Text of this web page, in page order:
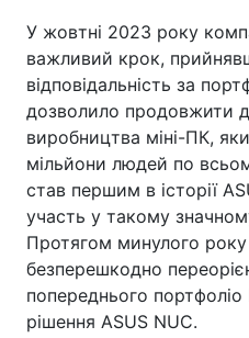
У жовтні 2023 року
важливий крок,
відповідальність за
дозволило продовжити
виробництва міні-ПК,
мільйони людей по
став першим в історії
участь у такому
Протягом минулого року
безперешкодно
попереднього портфоліо
рішення ASUS NUC.